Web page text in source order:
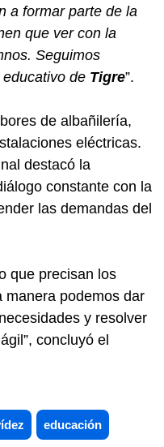
a formar parte de la
que ver con la
Seguimos
de Tigre”.
de albañilería,
eléctricas.
destacó la
constante con la
las demandas del
que precisan los
manera podemos dar
y resolver
concluyó el
educación